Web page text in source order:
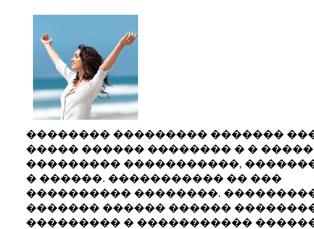
�������� ��������� �������
����� ������ �������� � �
��������� �����������,
� ������. ����������� �� ���
���������� ��������.
������� ������ ������
��������� � �����������